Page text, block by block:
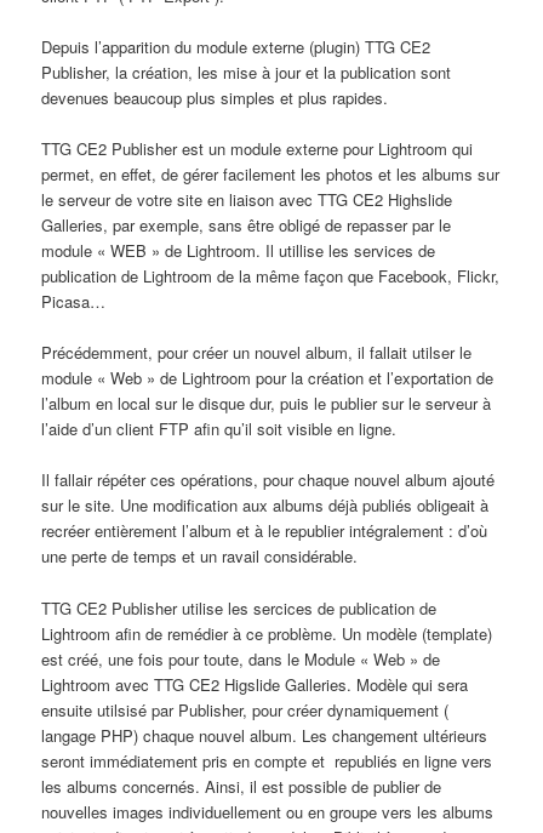
Depuis l’apparition du module externe (plugin) TTG CE2
Publisher, la création, les mise à jour et la publication sont
devenues beaucoup plus simples et plus rapides.
TTG CE2 Publisher est un module externe pour Lightroom qui
permet, en effet, de gérer facilement les photos et les albums sur
le serveur de votre site en liaison avec TTG CE2 Highslide
Galleries, par exemple, sans être obligé de repasser par le
module « WEB » de Lightroom. Il utillise les services de
publication de Lightroom de la même façon que Facebook, Flickr,
Picasa…
Précédemment, pour créer un nouvel album, il fallait utilser le
module « Web » de Lightroom pour la création et l’exportation de
l’album en local sur le disque dur, puis le publier sur le serveur à
l’aide d’un client FTP afin qu’il soit visible en ligne.
Il fallair répéter ces opérations, pour chaque nouvel album ajouté
sur le site. Une modification aux albums déjà publiés obligeait à
recréer entièrement l’album et à le republier intégralement : d’où
une perte de temps et un ravail considérable.
TTG CE2 Publisher utilise les sercices de publication de
Lightroom afin de remédier à ce problème. Un modèle (template)
est créé, une fois pour toute, dans le Module « Web » de
Lightroom avec TTG CE2 Higslide Galleries. Modèle qui sera
ensuite utilsisé par Publisher, pour créer dynamiquement (
langage PHP) chaque nouvel album. Les changement ultérieurs
seront immédiatement pris en compte et republiés en ligne vers
les albums concernés. Ainsi, il est possible de publier de
nouvelles images individuellement ou en groupe vers les albums